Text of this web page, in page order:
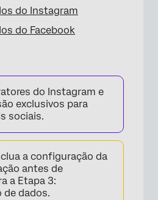
do Instagram
do Facebook
do Instagram e
exclusivos para
sociais.
a configuração da
antes de
a Etapa 3:
de dados.